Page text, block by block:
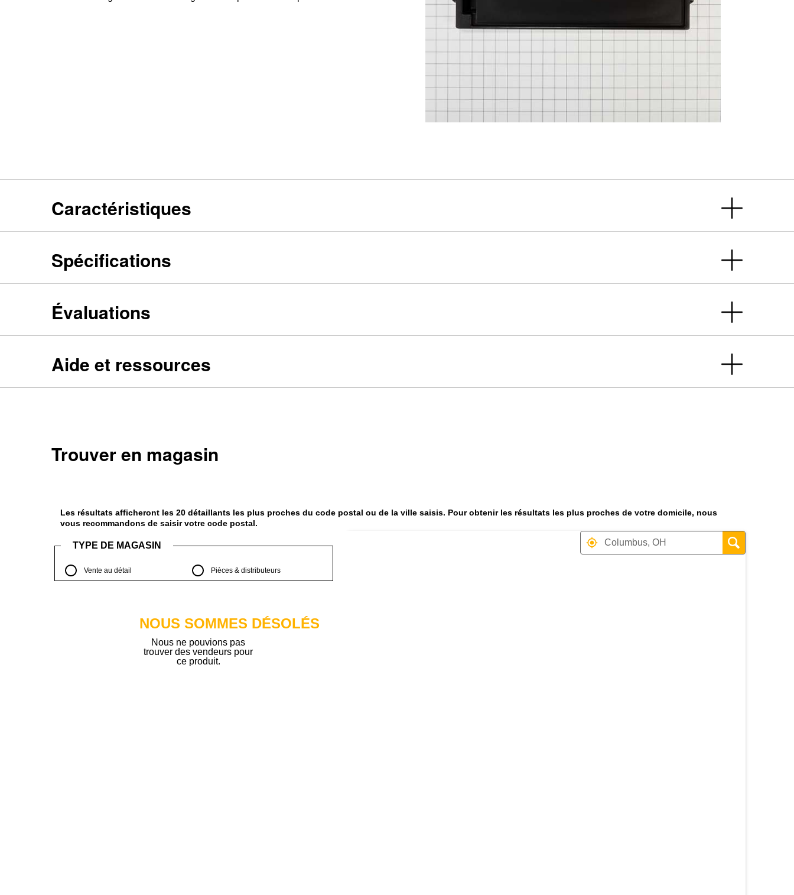
Caractéristiques
Spécifications
Évaluations
Aide et ressources
Trouver en magasin
Les résultats afficheront les 20 détaillants les plus proches du code postal ou de la ville saisis. Pour obtenir les résultats les plus proches de votre domicile, nous
vous recommandons de saisir votre code postal.
Carte affichant la localisation des magasins à
TYPE DE MAGASIN
Vente au détail Pièces & distributeurs
NOUS SOMMES DÉSOLÉS
Nous ne pouvions pas
trouver des vendeurs pour
ce produit.